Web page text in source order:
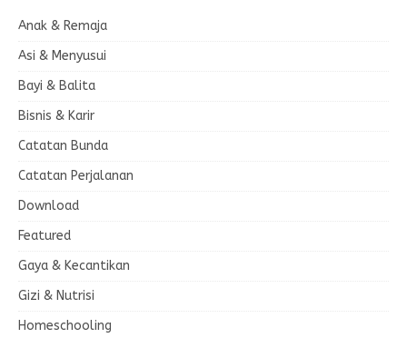
Anak & Remaja
Asi & Menyusui
Bayi & Balita
Bisnis & Karir
Catatan Bunda
Catatan Perjalanan
Download
Featured
Gaya & Kecantikan
Gizi & Nutrisi
Homeschooling